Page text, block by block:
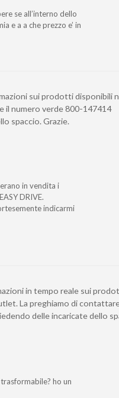
se all’interno dello
e a a che prezzo e’ in
sui prodotti disponibili
numero verde 800-147414
spaccio. Grazie.
in vendita i
DRIVE.
indicarmi
in tempo reale sui
La preghiamo di
delle incaricate dello
ho un